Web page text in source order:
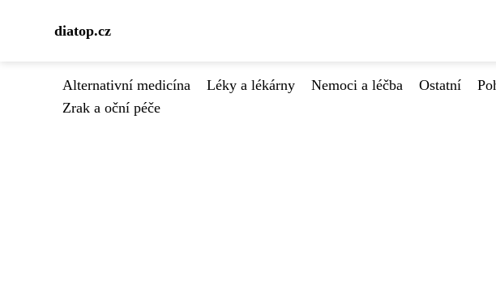
diatop.cz
Alternativní medicína Léky a lékárny Nemoci a léčba Ostatní
Zrak a oční péče